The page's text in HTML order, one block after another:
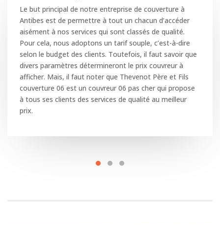
Le but principal de notre entreprise de couverture à
Antibes est de permettre à tout un chacun d’accéder
aisément à nos services qui sont classés de qualité.
Pour cela, nous adoptons un tarif souple, c’est-à-dire
selon le budget des clients. Toutefois, il faut savoir que
divers paramètres détermineront le prix couvreur à
afficher. Mais, il faut noter que Thevenot Père et Fils
couverture 06 est un couvreur 06 pas cher qui propose
à tous ses clients des services de qualité au meilleur
prix.